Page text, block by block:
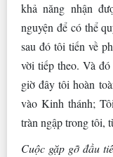
khả năng nhận
nguyện để có thể
sau đó tôi tiến về
vời tiếp theo. Và
giờ đây tôi hoàn
vào Kinh thánh;
tràn ngập trong tôi,
Cuộc gặp gỡ đầu